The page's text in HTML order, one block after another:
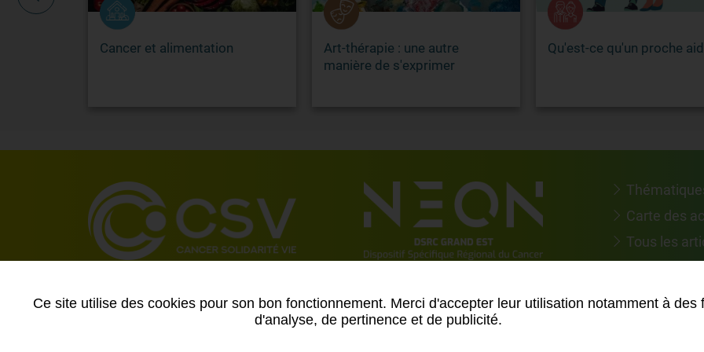
Ce site utilise des cookies pour son bon fonctionnement. Merci d'accepter leur utilisation notamment à des
d'analyse, de pertinence et de publicité.
Cancer et alimentation
Art-thérapie : une autre
manière de s'exprimer
Qu'est-ce qu'un proche
Carte des
Tous les